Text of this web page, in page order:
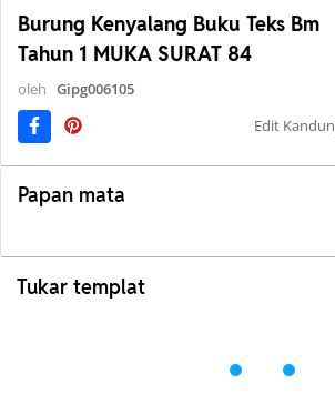
Burung Kenyalang Buku Teks Bm
Tahun 1 MUKA SURAT 84
oleh Gipg006105
Edit
Papan mata
Tukar templat